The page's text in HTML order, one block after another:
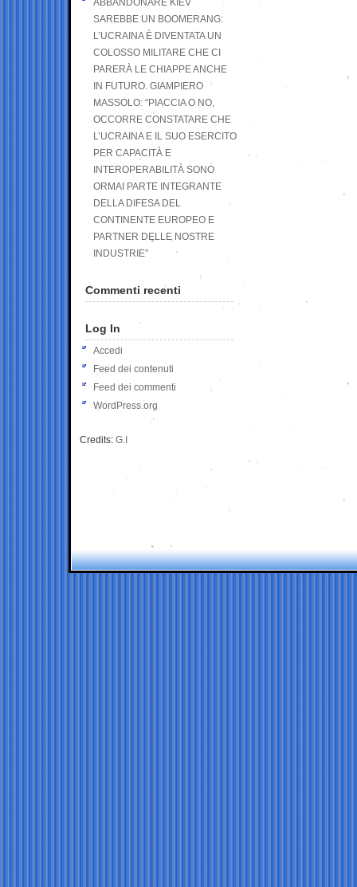
ABBANDONARE KIEV
SAREBBE UN BOOMERANG:
L’UCRAINA È DIVENTATA UN
COLOSSO MILITARE CHE CI
PARERÀ LE CHIAPPE ANCHE
IN FUTURO. GIAMPIERO
MASSOLO: “PIACCIA O NO,
OCCORRE CONSTATARE CHE
L’UCRAINA E IL SUO ESERCITO
PER CAPACITÀ E
INTEROPERABILITÀ SONO
ORMAI PARTE INTEGRANTE
DELLA DIFESA DEL
CONTINENTE EUROPEO E
PARTNER DELLE NOSTRE
INDUSTRIE”
Commenti recenti
Log In
Accedi
Feed dei contenuti
Feed dei commenti
WordPress.org
Credits: G.I